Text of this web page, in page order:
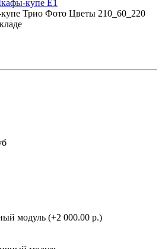
купе Е1
Трио Фото Цветы 210_60_220
модуль (+2 000.00 р.)